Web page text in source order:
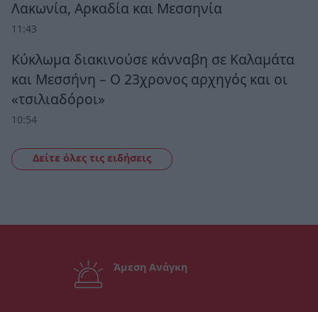
Λακωνία, Αρκαδία και Μεσσηνία
11:43
Κύκλωμα διακινούσε κάνναβη σε Καλαμάτα
και Μεσσήνη – Ο 23χρονος αρχηγός και οι
«τσιλιαδόροι»
10:54
Δείτε όλες τις ειδήσεις
Άμεση Ανάγκη